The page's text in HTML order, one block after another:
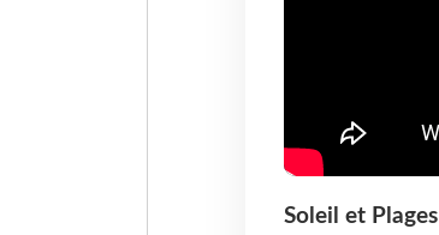
Soleil et Plages